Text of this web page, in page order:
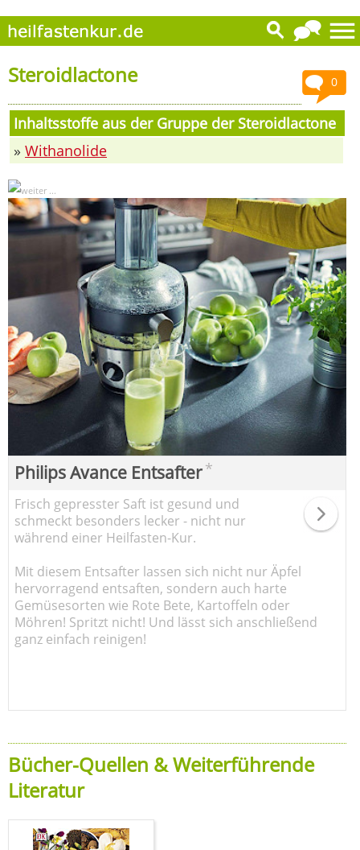
0
Steroidlactone
Inhaltsstoffe aus der Gruppe der Steroidlactone
» Withanolide
Philips Avance Entsafter*
Frisch gepresster Saft ist gesund und
schmeckt besonders lecker - nicht nur
während einer Heilfasten-Kur.
Mit diesem Entsafter lassen sich nicht nur Äpfel
hervorragend entsaften, sondern auch harte
Gemüsesorten wie Rote Bete, Kartoffeln oder
Möhren! Spritzt nicht! Und lässt sich anschließend
ganz einfach reinigen!
Bücher-Quellen & Weiterführende
Literatur